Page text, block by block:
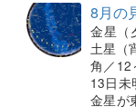
8月の
金星（
土星（
角／12
13日未
金星が